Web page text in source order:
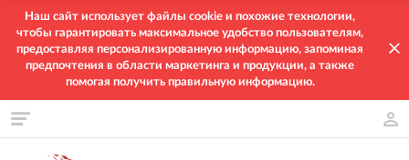
Наш сайт использует файлы cookie и похожие технологии,
чтобы гарантировать максимальное удобство пользователям,
предоставляя персонализированную информацию, запоминая
предпочтения в области маркетинга и продукции, а также
помогая получить правильную информацию.